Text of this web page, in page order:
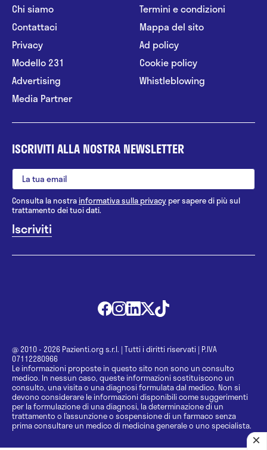
Chi siamo
Contattaci
Privacy
Modello 231
Advertising
Media Partner
Termini e condizioni
Mappa del sito
Ad policy
Cookie policy
Whistleblowing
ISCRIVITI ALLA NOSTRA NEWSLETTER
Consulta la nostrainformativa sulla privacy per sapere di più sul
trattamento dei tuoi dati.
@ 2010 - 2026 Pazienti.org s.r.l. | Tutti i diritti riservati | P.IVA
07112280966
Le informazioni proposte in questo sito non sono un consulto
medico. In nessun caso, queste informazioni sostituiscono un
consulto, una visita o una diagnosi formulata dal medico. Non si
devono considerare le informazioni disponibili come suggerimenti
per la formulazione di una diagnosi, la determinazione di un
trattamento o l’assunzione o sospensione di un farmaco senza
prima consultare un medico di medicina generale o uno specialista.